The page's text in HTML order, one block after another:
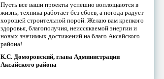
Пусть все ваши проекты успешно воплощаются в
жизнь, техника работает без сбоев, а погода радует
хорошей строительной порой. Желаю вам крепкого
здоровья, благополучия, неиссякаемой энергии и
новых значимых достижений на благо Аксайского
района!
К.С. Доморовский, глава Администрации
Аксайского района